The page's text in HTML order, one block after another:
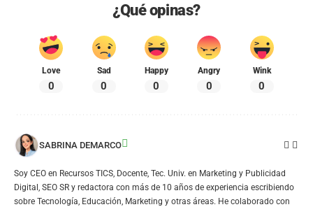
¿Qué opinas?
Love
0
Sad
0
Happy
0
Angry
0
Wink
0
SABRINA DEMARCO
Soy CEO en Recursos TICS, Docente, Tec. Univ. en Marketing y Publicidad
Digital, SEO SR y redactora con más de 10 años de experiencia escribiendo
sobre Tecnología, Educación, Marketing y otras áreas. He colaborado con